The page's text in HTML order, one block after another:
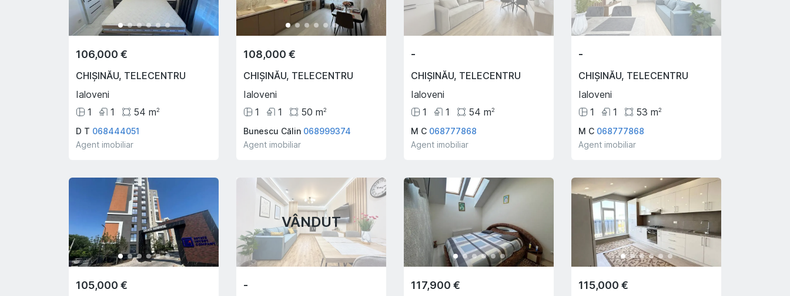
106,000 €
CHIȘINĂU, TELECENTRU
Ialoveni
1
1 54 m2
D T 068444051
Agent imobiliar
108,000 €
CHIȘINĂU, TELECENTRU
Ialoveni
1
1 50 m2
Bunescu Călin 068999374
Agent imobiliar
-
CHIȘINĂU, TELECENTRU
Ialoveni
1
1 54 m2
M C 068777868
Agent imobiliar
-
CHIȘINĂU, TELECENTRU
Ialoveni
1
1 53 m2
M C 068777868
Agent imobiliar
105,000 €
VÂNDUT
- 117,900 € 115,000 €